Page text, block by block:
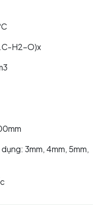
H2-O)x
3mm, 4mm, 5mm,